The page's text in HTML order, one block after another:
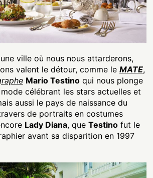
une ville où nous nous attarderons,
valent le détour, comme le MATE,
Mario Testinoqui nous plonge
célébrant les stars actuelles et
aussi le pays de naissance du
de portraits en costumes
Lady Diana, que Testinofut le
avant sa disparition en 1997